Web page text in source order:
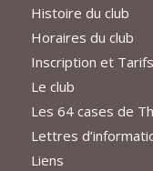
Histoire du club
Horaires du club
Inscription et Tarifs
Le club
Les 64 cases de
Lettres
Liens